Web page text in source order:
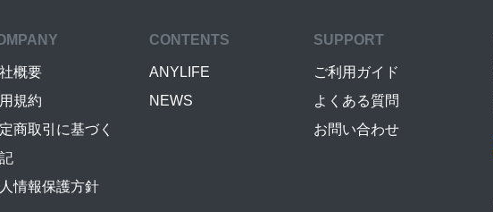
概要
規約
商取引に基づく
情報保護方針
CONTENTS
ANYLIFE
NEWS
SUPPORT
ご利用ガイド
よくある質問
お問い合わせ